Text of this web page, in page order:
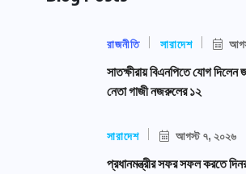
রাজনীতি সারাদেশ
সাতক্ষীরায় বিএনপিতে যোগ দিলেন
নেতা গাজী নজরুলের ১২
সারাদেশ আগস্ট ৭, ২০২৬
প্রধানমন্ত্রীর সফর সফল করতে